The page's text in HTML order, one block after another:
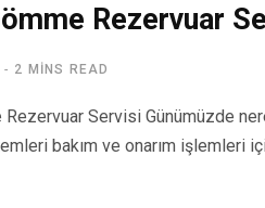
Rezervuar
2 MINS READ
Rezervuar Servisi Günümüzde
bakım ve onarım işlemleri